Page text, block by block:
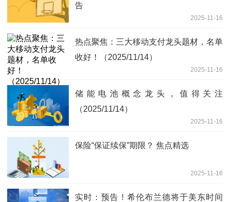
告
2025-11-16
热点聚焦：三大移动支付龙头题材，名单
收好！（2025/11/14）
2025-11-16
储能电池概念龙头，值得关注
（2025/11/14）
2025-11-16
保险“保证续保”期限？ 焦点精选
2025-11-16
实时：预告！希伦布兰德将于美东时间